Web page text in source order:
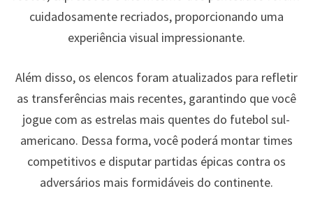
cuidadosamente recriados, proporcionando uma
experiência visual impressionante.
Além disso, os elencos foram atualizados para refletir
as transferências mais recentes, garantindo que você
jogue com as estrelas mais quentes do futebol sul-
americano. Dessa forma, você poderá montar times
competitivos e disputar partidas épicas contra os
adversários mais formidáveis do continente.